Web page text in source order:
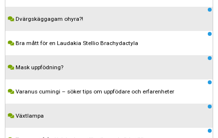
Dvärgskäggagam ohyra?!
Bra mått för en Laudakia Stellio Brachydactyla
Mask uppfödning?
Varanus cumingi – söker tips om uppfödare och erfarenheter
Växtlampa